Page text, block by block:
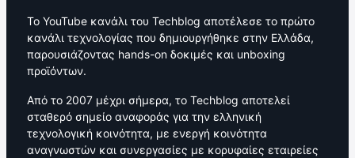
Το YouTube κανάλι του Techblog αποτέλεσε το πρώτο
κανάλι τεχνολογίας που δημιουργήθηκε στην Ελλάδα,
παρουσιάζοντας hands-on δοκιμές και unboxing
προϊόντων.
Από το 2007 μέχρι σήμερα, το Techblog αποτελεί
σταθερό σημείο αναφοράς για την ελληνική
τεχνολογική κοινότητα, με ενεργή κοινότητα
αναγνωστών και συνεργασίες με κορυφαίες εταιρείες